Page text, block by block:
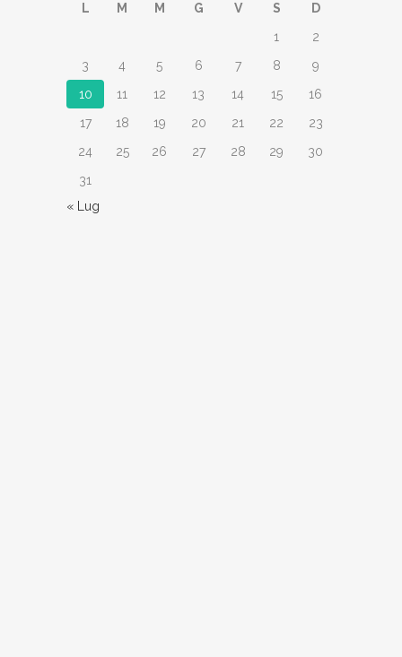
L M M G V S
D
1
2
3
4 5 6 7 8
9
10
11 12 13 14 15
16
17
18 19 20 21 22
23
24
25 26 27 28 29
30
31
« Lug